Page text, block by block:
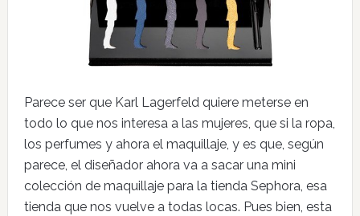
Parece ser que Karl Lagerfeld quiere meterse en
todo lo que nos interesa a las mujeres, que si la ropa,
los perfumes y ahora el maquillaje, y es que, según
parece, el diseñador ahora va a sacar una mini
colección de maquillaje para la tienda Sephora, esa
tienda que nos vuelve a todas locas. Pues bien, esta